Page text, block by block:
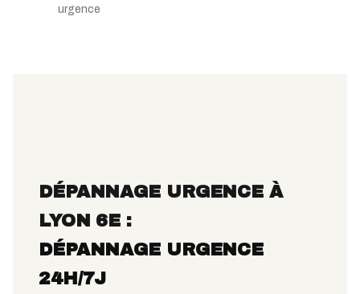
urgence
DÉPANNAGE URGENCE À
LYON 6E :
DÉPANNAGE URGENCE
24H/7J